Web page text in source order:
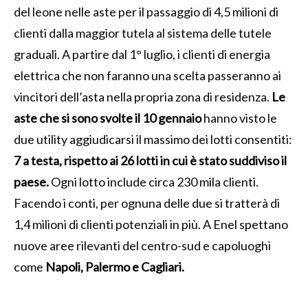
del leone nelle aste per il passaggio di 4,5 milioni di
clienti dalla maggior tutela al sistema delle tutele
graduali. A partire dal 1° luglio, i clienti di energia
elettrica che non faranno una scelta passeranno ai
vincitori dell’asta nella propria zona di residenza. Le
aste che si sono svolte il 10 gennaiohanno visto le
due utility aggiudicarsi il massimo dei lotti consentiti:
7 a testa, rispetto ai 26 lotti in cui è stato suddiviso il
paese.Ogni lotto include circa 230 mila clienti.
Facendo i conti, per ognuna delle due si tratterà di
1,4 milioni di clienti potenziali in più. A Enel spettano
nuove aree rilevanti del centro-sud e capoluoghi
come Napoli, Palermo e Cagliari.